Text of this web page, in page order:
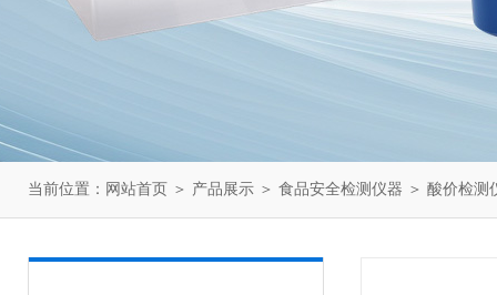
当前位置： 网站首页 ＞ 产品展示 ＞ 食品安全检测仪器 ＞ 酸价检测